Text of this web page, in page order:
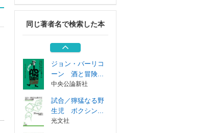
同じ著者名で検索した本
明文書房
赤死病
白水社
ジョン・バーリコ
ーン 酒と冒険...
中央公論新社
試合／獰猛なる野
生児 ボクシン...
光文社